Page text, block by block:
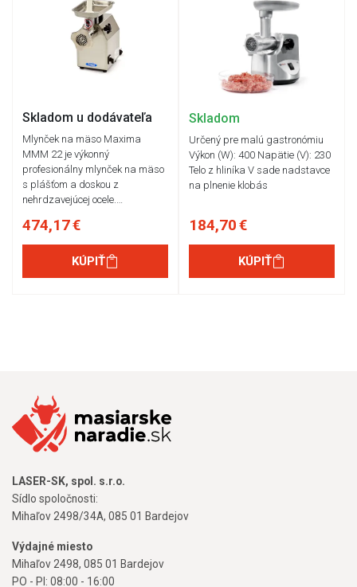
Skladom u dodávateľa
Mlynček na mäso Maxima
MMM 22 je výkonný
profesionálny mlynček na mäso
s plášťom a doskou z
nehrdzavejúcej ocele.…
474,17 €
KÚPIŤ
Skladom
Určený pre malú gastronómiu
Výkon (W): 400 Napätie (V): 230
Telo z hliníka V sade nadstavce
na plnenie klobás
184,70 €
KÚPIŤ
LASER-SK, spol. s.r.o.
Sídlo spoločnosti:
Mihaľov 2498/34A, 085 01 Bardejov
Výdajné miesto
Mihaľov 2498, 085 01 Bardejov
PO - PI: 08:00 - 16:00